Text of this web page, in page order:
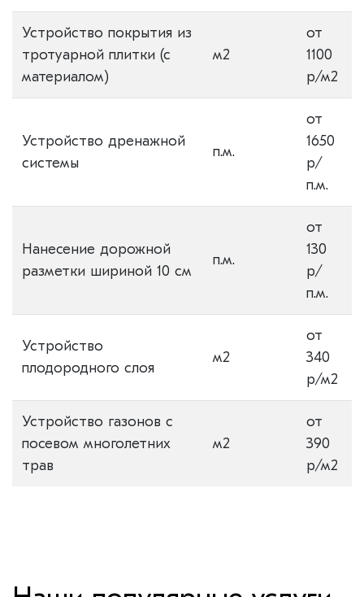
Устройство покрытия из
тротуарной плитки (с
материалом)
м2
от
1100
р/м2
Устройство дренажной
системы
п.м.
от
1650
р/
п.м.
Нанесение дорожной
разметки шириной 10 см
п.м.
от
130
р/
п.м.
Устройство
плодородного слоя
м2
от
340
р/м2
Устройство газонов с
посевом многолетних
трав
м2
от
390
р/м2